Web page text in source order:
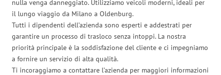
nulla venga danneggiato. Utilizziamo veicoli moderni, ideali per
il lungo viaggio da Milano a Oldenburg.
Tutti i dipendenti dell’azienda sono esperti e addestrati per
garantire un processo di trasloco senza intoppi. La nostra
priorità principale è la soddisfazione del cliente e ci impegniamo
a fornire un servizio di alta qualità.
Ti incoraggiamo a contattare l’azienda per maggiori informazioni